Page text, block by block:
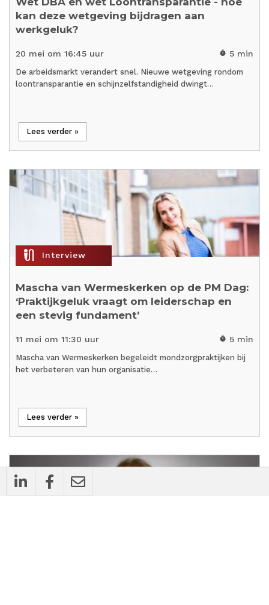
kan deze wetgeving bijdragen aan
werkgeluk?
20 mei om 16:45 uur timer 5 min
De arbeidsmarkt verandert snel. Nieuwe wetgeving rondom
loontransparantie en schijnzelfstandigheid dwingt…
Lees verder »
mic_external_on Interview
Mascha van Wermeskerken op de PM Dag:
‘Praktijkgeluk vraagt om leiderschap en
een stevig fundament’
11 mei om 11:30 uur timer 5 min
Mascha van Wermeskerken begeleidt mondzorgpraktijken bij
het verbeteren van hun organisatie…
Lees verder »